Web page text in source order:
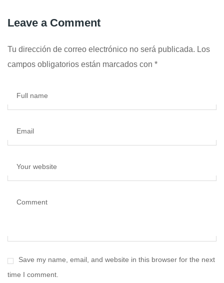
Leave a Comment
Tu dirección de correo electrónico no será publicada. Los
campos obligatorios están marcados con *
Full name
Email
Your website
Comment
Save my name, email, and website in this browser for the next
time I comment.